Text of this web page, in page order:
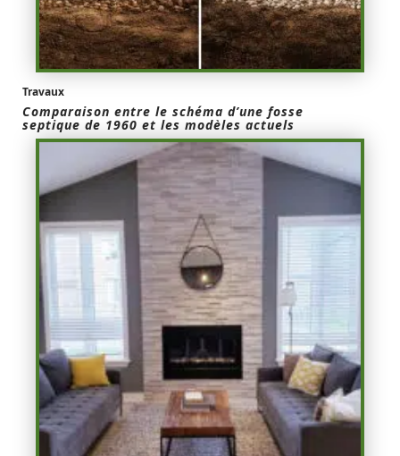
Travaux
Comparaison entre le schéma d’une fosse
septique de 1960 et les modèles actuels